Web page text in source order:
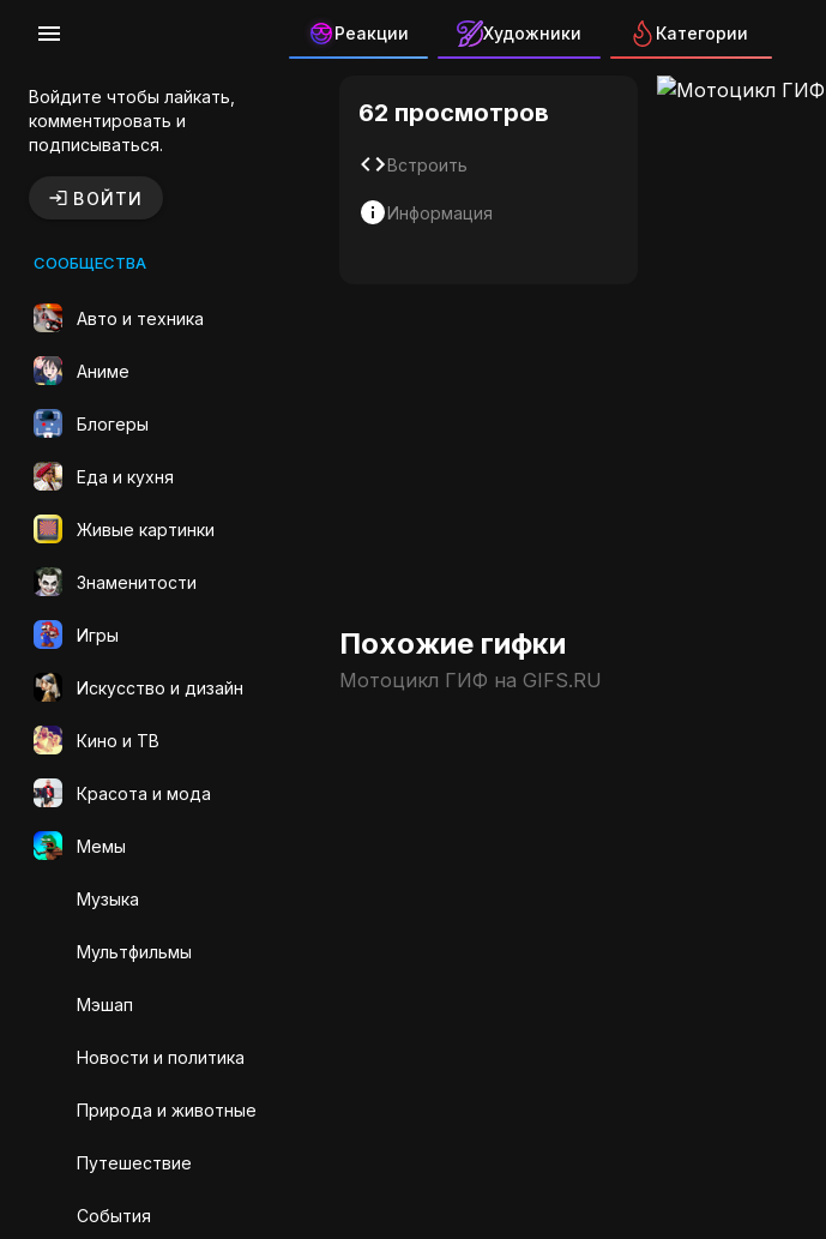
Реакции Художники Категории
Войдите чтобы лайкать,
комментировать и
подписываться.
ВОЙТИ
СООБЩЕСТВА
Авто и техника
Аниме
Блогеры
Еда и кухня
Живые картинки
Знаменитости
Игры
Искусcтво и дизайн
Кино и ТВ
Красота и мода
Мемы
Музыка
Мультфильмы
Мэшап
Новости и политика
Природа и животные
Путешествие
События
Мотоцикл ГИФ на GIFS.RU
62 просмотров
Встроить
Информация
Похожие гифки
Мотоцикл ГИФ на GIFS.RU